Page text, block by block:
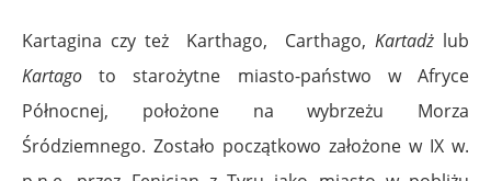
Kartagina czy też Karthago, Carthago, Kartadż lub
Kartago to starożytne miasto-państwo w Afryce
Północnej, położone na wybrzeżu Morza
Śródziemnego. Zostało początkowo założone w IX w.